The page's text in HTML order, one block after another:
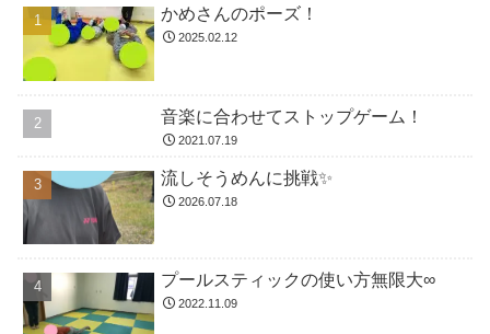
かめさんのポーズ！
2025.02.12
音楽に合わせてストップゲーム！
2021.07.19
流しそうめんに挑戦✨
2026.07.18
プールスティックの使い方無限大∞
2022.11.09